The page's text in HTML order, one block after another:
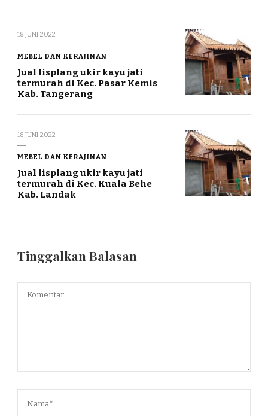
18 JUNI 2022
MEBEL DAN KERAJINAN
Jual lisplang ukir kayu jati
termurah di Kec. Pasar Kemis
Kab. Tangerang
18 JUNI 2022
MEBEL DAN KERAJINAN
Jual lisplang ukir kayu jati
termurah di Kec. Kuala Behe
Kab. Landak
Tinggalkan Balasan